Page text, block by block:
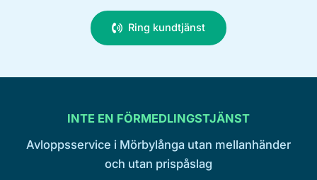
Ring kundtjänst
INTE EN FÖRMEDLINGSTJÄNST
Avloppsservice i Mörbylånga utan mellanhänder
och utan prispåslag